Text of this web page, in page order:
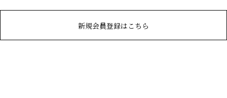
新規会員登録はこちら